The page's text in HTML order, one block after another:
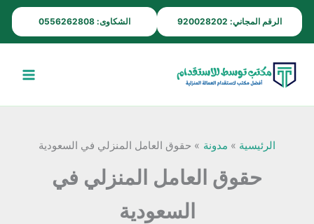
الرقم المجاني: 920028202 الشكاوى: 0556262808
تخطي
إلى
المحتوى
الرئيسية مدونة حقوق العامل المنزلي في السعودية
حقوق العامل المنزلي في
السعودية